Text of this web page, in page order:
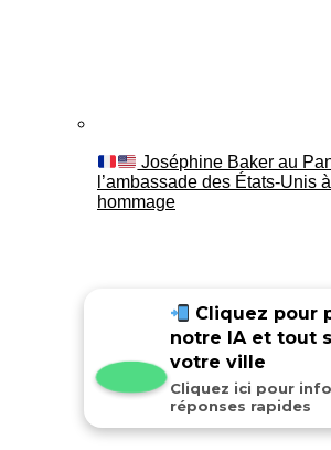
Joséphine Baker au
l’ambassade des États-Unis
hommage
Cliquez pour
notre IA et tout
votre ville
Cliquez ici pour
réponses rapides